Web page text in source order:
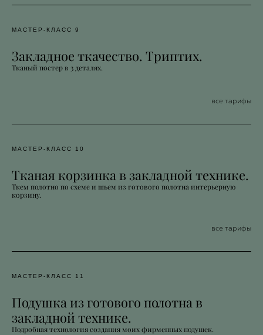
МАСТЕР-КЛАСС 9
Закладное ткачество. Триптих.
Тканый постер в 3 деталях.
все тарифы
МАСТЕР-КЛАСС 10
Тканая корзинка в закладной технике.
Ткем полотно по схеме и шьем из готового полотна интерьерную
корзину.
все тарифы
МАСТЕР-КЛАСС 11
Подушка из готового полотна в
закладной технике.
Подробная технология создания моих фирменных подушек.